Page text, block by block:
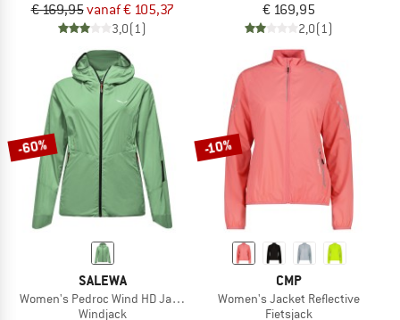
€ 169,95vanaf € 105,37
3,0(1)
€ 169,95
2,0(1)
-60%
SALEWA
Women's Pedroc Wind HD Jacket
Windjack
-10%
CMP
Women's Jacket Reflective
Fietsjack